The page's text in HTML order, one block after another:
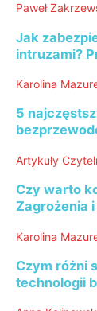
Paweł
Jak
intruzami?
Karolina
5
Artykuły
Czy warto
Zagrożenia
Karolina
Czym różni
technologii